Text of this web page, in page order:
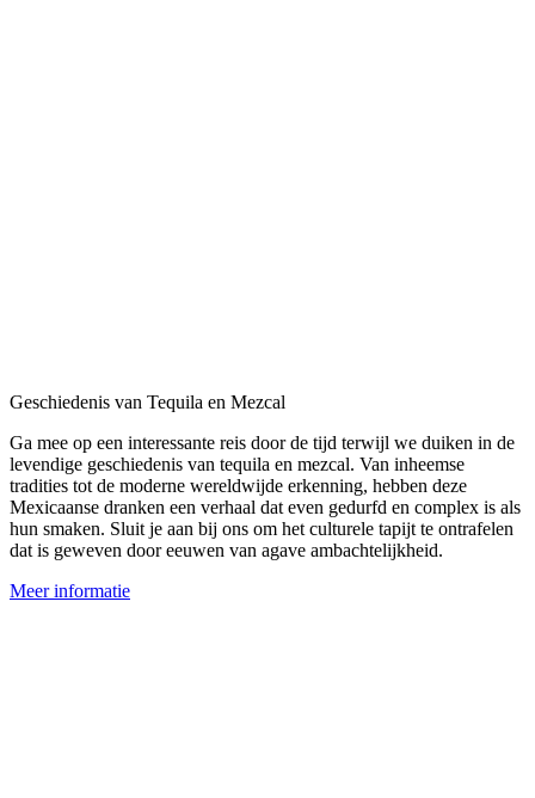
Geschiedenis van Tequila en Mezcal
Ga mee op een interessante reis door de tijd terwijl we duiken in de
levendige geschiedenis van tequila en mezcal. Van inheemse
tradities tot de moderne wereldwijde erkenning, hebben deze
Mexicaanse dranken een verhaal dat even gedurfd en complex is als
hun smaken. Sluit je aan bij ons om het culturele tapijt te ontrafelen
dat is geweven door eeuwen van agave ambachtelijkheid.
Meer informatie